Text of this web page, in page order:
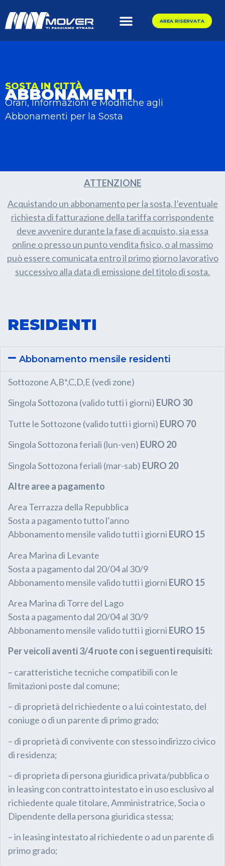
AREA RISERVATA
SOSTA IN CITTÀ
ABBONAMENTI
Orari, Informazioni e Modifiche agli
Abbonamenti per la Sosta
ATTENZIONE
Acquistando un abbonamento per la sosta, l’eventuale
richiesta di fatturazione della tariffa corrispondente
deve avvenire durante la fase di acquisto, sia essa
online o presso un punto vendita fisico, o al massimo
può essere comunicata entro il primo giorno lavorativo
successivo alla data di emissione del titolo di sosta.
RESIDENTI
Abbonamento mensile residenti
Sottozone A,B*,C,D,E (vedi zone)
Singola Sottozona (valido tutti i giorni) EURO 30
Tutte le Sottozone (valido tutti i giorni) EURO 70
Singola Sottozona feriali (lun-ven) EURO 20
Singola Sottozona feriali (mar-sab) EURO 20
Altre aree a pagamento
Area Terrazza della Repubblica
Sosta a pagamento tutto l’anno
Abbonamento mensile valido tutti i giorni EURO 15
Area Marina di Levante
Sosta a pagamento dal 20/04 al 30/9
Abbonamento mensile valido tutti i giorni EURO 15
Area Marina di Torre del Lago
Sosta a pagamento dal 20/04 al 30/9
Abbonamento mensile valido tutti i giorni EURO 15
Per veicoli aventi 3/4 ruote con i seguenti requisiti:
– caratteristiche tecniche compatibili con le
limitazioni poste dal comune;
– di proprietà del richiedente o a lui cointestato, del
coniuge o di un parente di primo grado;
– di proprietà di convivente con stesso indirizzo civico
di residenza;
– di proprieta di persona giuridica privata/pubblica o
in leasing con contratto intestato e in uso esclusivo al
richiedente quale titolare, Amministratrice, Socia o
Dipendente della persona giuridica stessa;
– in leasing intestato al richiedente o ad un parente di
primo grado;